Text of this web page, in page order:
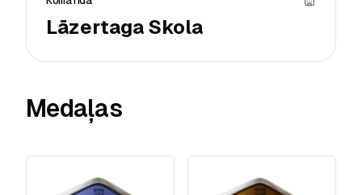
Lāzertaga Skola
Medaļas